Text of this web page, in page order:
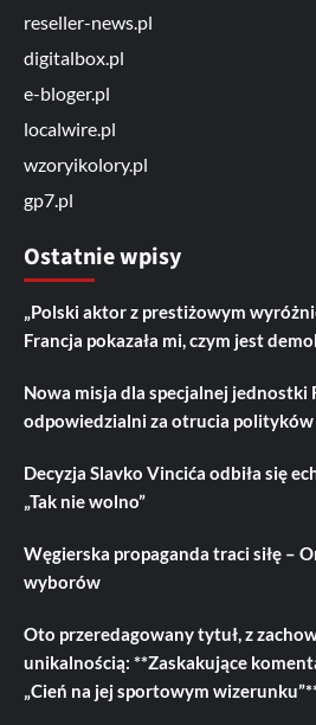
reseller-news.pl
digitalbox.pl
e-bloger.pl
localwire.pl
wzoryikolory.pl
gp7.pl
Ostatnie wpisy
„Polski aktor z prestiżowym
Francja pokazała mi, czym jest
Nowa misja dla specjalnej jednostki
odpowiedzialni za otrucia polityków
Decyzja Slavko Vincića odbiła się
„Tak nie wolno”
Węgierska propaganda traci siłę –
wyborów
Oto przeredagowany tytuł, z
unikalnością: **Zaskakujące
„Cień na jej sportowym